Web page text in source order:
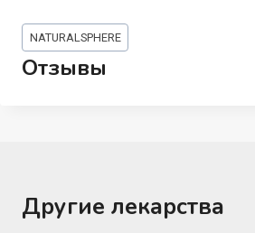
Метки
записи:
NATURALSPHERE
Отзывы
Другие лекарства